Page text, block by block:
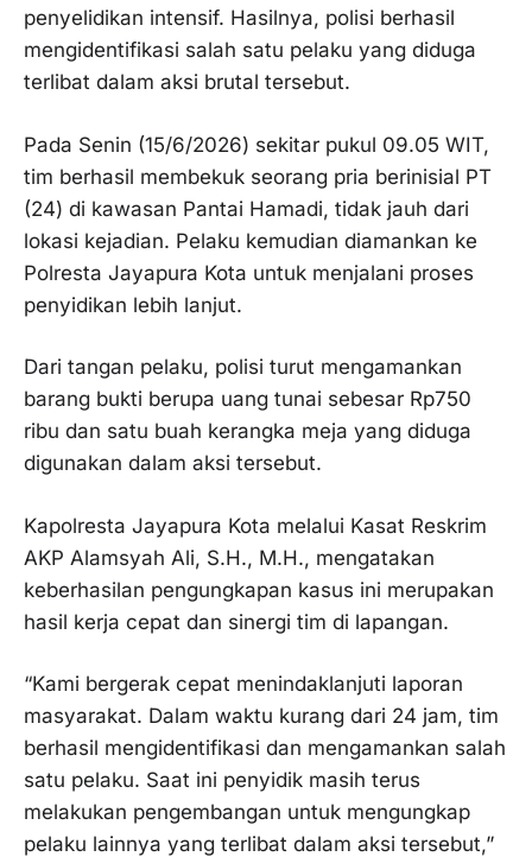
penyelidikan intensif. Hasilnya, polisi berhasil
mengidentifikasi salah satu pelaku yang diduga
terlibat dalam aksi brutal tersebut.
Pada Senin (15/6/2026) sekitar pukul 09.05 WIT,
tim berhasil membekuk seorang pria berinisial PT
(24) di kawasan Pantai Hamadi, tidak jauh dari
lokasi kejadian. Pelaku kemudian diamankan ke
Polresta Jayapura Kota untuk menjalani proses
penyidikan lebih lanjut.
Dari tangan pelaku, polisi turut mengamankan
barang bukti berupa uang tunai sebesar Rp750
ribu dan satu buah kerangka meja yang diduga
digunakan dalam aksi tersebut.
Kapolresta Jayapura Kota melalui Kasat Reskrim
AKP Alamsyah Ali, S.H., M.H., mengatakan
keberhasilan pengungkapan kasus ini merupakan
hasil kerja cepat dan sinergi tim di lapangan.
“Kami bergerak cepat menindaklanjuti laporan
masyarakat. Dalam waktu kurang dari 24 jam, tim
berhasil mengidentifikasi dan mengamankan salah
satu pelaku. Saat ini penyidik masih terus
melakukan pengembangan untuk mengungkap
pelaku lainnya yang terlibat dalam aksi tersebut,”